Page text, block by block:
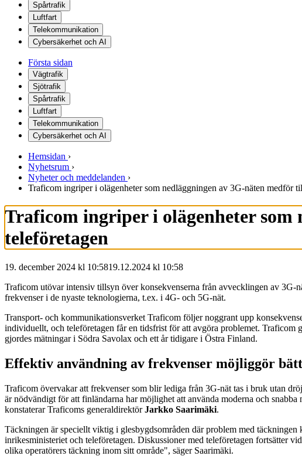
Spårtrafik
Luftfart
Telekommunikation
Cybersäkerhet och AI
Första sidan
Vägtrafik
Sjötrafik
Spårtrafik
Luftfart
Telekommunikation
Cybersäkerhet och AI
Hemsidan ›
Nyhetsrum ›
Nyheter och meddelanden ›
Traficom ingriper i olägenheter som nedläggningen av 3G-näten medför
Traficom ingriper i olägenheter som
teleföretagen
19. december 2024 kl 10:5819.12.2024 kl 10:58
Traficom utövar intensiv tillsyn över konsekvenserna från avvecklingen av 3G-
frekvenser i de nyaste teknologierna, t.ex. i 4G- och 5G-nät.
Transport- och kommunikationsverket Traficom följer noggrant upp
individuellt, och teleföretagen får en tidsfrist för att avgöra problemet.
gjordes mätningar i Södra Savolax och ett år tidigare i Östra Finland.
Effektiv användning av frekvenser möjliggör
Traficom övervakar att frekvenser som blir lediga från 3G-nät tas i bruk utan
är nödvändigt för att finländarna har möjlighet att använda moderna och
konstaterar Traficoms generaldirektörJarkko Saarimäki.
Täckningen är speciellt viktig i glesbygdsområden där problem med
inrikesministeriet och teleföretagen. Diskussioner med teleföretagen fortsätter
olika operatörers täckning inom sitt område", säger Saarimäki.